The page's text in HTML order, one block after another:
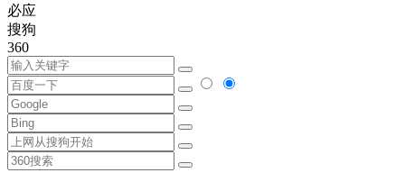
必应
搜狗
360